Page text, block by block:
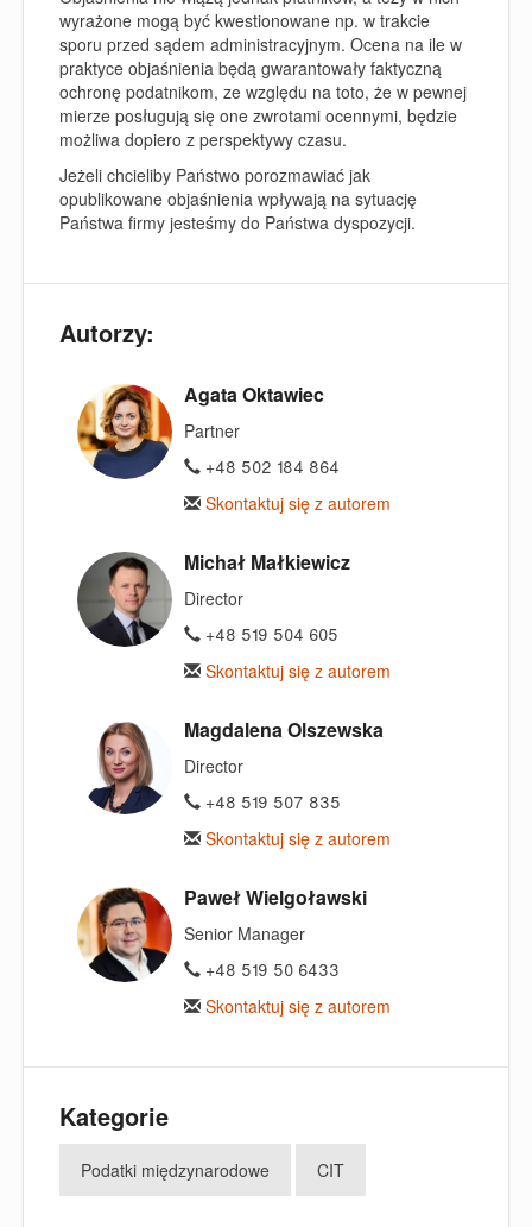
wyrażone mogą być kwestionowane np. w trakcie
sporu przed sądem administracyjnym. Ocena na ile w
praktyce objaśnienia będą gwarantowały faktyczną
ochronę podatnikom, ze względu na toto, że w pewnej
mierze posługują się one zwrotami ocennymi, będzie
możliwa dopiero z perspektywy czasu.
Jeżeli chcieliby Państwo porozmawiać jak
opublikowane objaśnienia wpływają na sytuację
Państwa firmy jesteśmy do Państwa dyspozycji.
Autorzy:
Agata Oktawiec
Partner
+48 502 184 864
Skontaktuj się z autorem
Michał Małkiewicz
Director
+48 519 504 605
Skontaktuj się z autorem
Magdalena Olszewska
Director
+48 519 507 835
Skontaktuj się z autorem
Paweł Wielgoławski
Senior Manager
+48 519 50 6433
Skontaktuj się z autorem
Kategorie
Podatki międzynarodowe CIT